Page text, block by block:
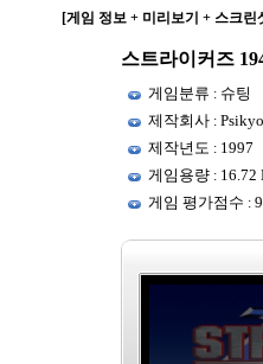
[게임 정보 + 미리보기 + 스크린
스트라이커즈
게임분류 : 슈팅
제작회사 : Psikyo
제작년도 : 1997
게임용량 : 16.72
게임 평가점수 :